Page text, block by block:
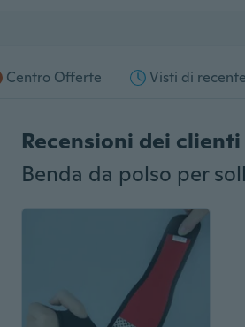
Centro Offerte Visti di recente
Recensioni dei clienti